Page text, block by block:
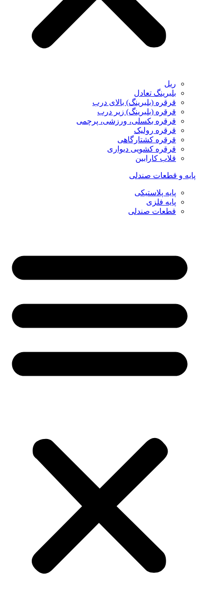
ریل
بلبرینگ تعادل
قرقره (بلبرینگ) بالای درب
قرقره (بلبرینگ) زیر درب
قرقره بکسلی، ورزشی، پرچمی
قرقره رولیک
قرقره کشتارگاهی
قرقره کشویی دیواری
قلاب کارابین
پایه و قطعات صندلی
پایه پلاستیکی
پایه فلزی
قطعات صندلی